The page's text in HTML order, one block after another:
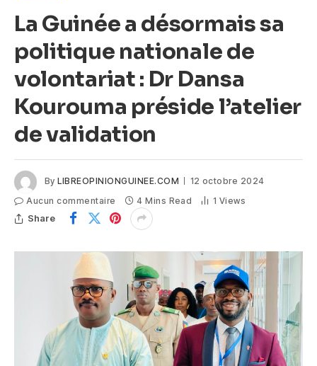
La Guinée a désormais sa
politique nationale de
volontariat : Dr Dansa
Kourouma préside l’atelier
de validation
By LIBREOPINIONGUINEE.COM
12 octobre 2024
Aucun commentaire
4 Mins Read 1 Views
Share